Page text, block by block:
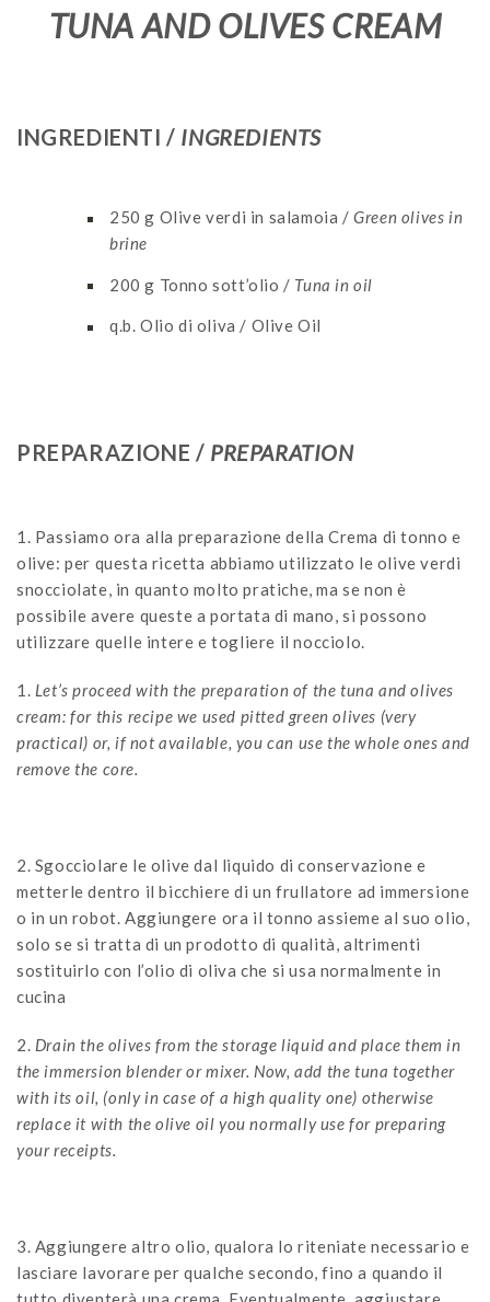
TUNA AND OLIVES CREAM
INGREDIENTI / INGREDIENTS
250 g Olive verdi in salamoia /Green olives in
brine
200 g Tonno sott’olio / Tuna in oil
q.b.Olio di oliva / Olive Oil
PREPARAZIONE / PREPARATION
1. Passiamo ora alla preparazione della Crema di tonno e
olive: per questa ricetta abbiamo utilizzato le olive verdi
snocciolate, in quanto molto pratiche, ma se non è
possibile avere queste a portata di mano, si possono
utilizzare quelle intere e togliere il nocciolo.
1. Let’s proceed with the preparation of the tuna and olives
cream: for this recipe we used pitted green olives (very
practical) or, if not available, you can use the whole ones and
remove the core.
2. Sgocciolare le olive dal liquido di conservazione e
metterle dentro il bicchiere di un frullatore ad immersione
o in un robot. Aggiungere ora il tonno assieme al suo olio,
solo se si tratta di un prodotto di qualità, altrimenti
sostituirlo con l’olio di oliva che si usa normalmente in
cucina
2. Drain the olives from the storage liquid and place them in
the immersion blender or mixer. Now, add the tuna together
with its oil, (only in case of a high quality one) otherwise
replace it with the olive oil you normally use for preparing
your receipts.
3. Aggiungere altro olio, qualora lo riteniate necessario e
lasciare lavorare per qualche secondo, fino a quando il